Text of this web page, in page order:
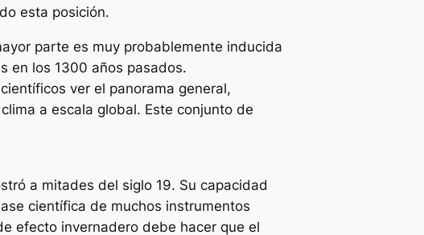
esta posición.
parte es muy probablemente inducida
en los 1300 años pasados.
ver el panorama general,
a escala global. Este conjunto de
a mitades del siglo 19. Su capacidad
científica de muchos instrumentos
efecto invernadero debe hacer que el